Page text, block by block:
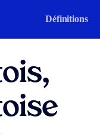
Définitions